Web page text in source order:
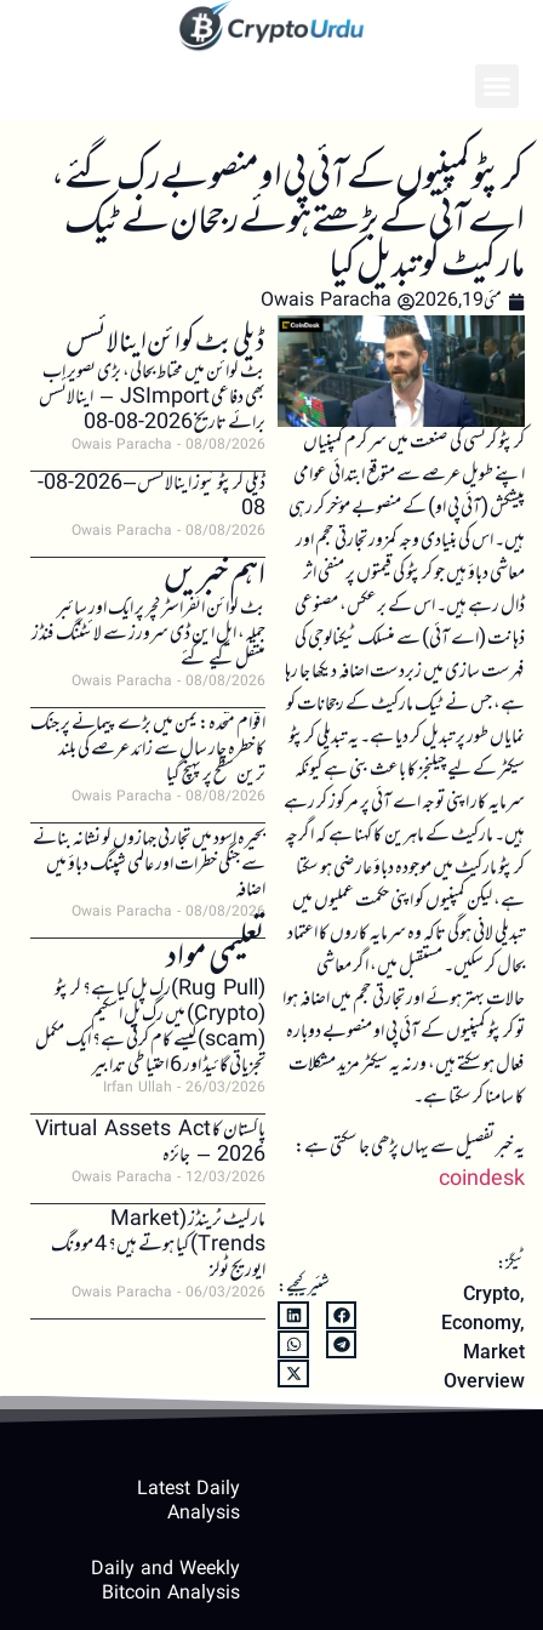
کرپٹو کمپنیوں کے آئی پی او منصوبے رک گئے،
اے آئی کے بڑھتے ہوئے رجحان نے ٹیک
مارکیٹ کو تبدیل کیا
مئی 19, 2026 Owais Paracha
کرپٹو کرنسی کی صنعت میں سرگرم کمپنیاں
اپنے طویل عرصے سے متوقع ابتدائی عوامی
پیشکش (آئی پی او) کے منصوبے مؤخر کر رہی
ہیں۔ اس کی بنیادی وجہ کمزور تجارتی حجم اور
معاشی دباؤ ہیں جو کرپٹو کی قیمتوں پر منفی اثر
ڈال رہے ہیں۔ اس کے برعکس، مصنوعی
ذہانت (اے آئی) سے منسلک ٹیکنالوجی کی
فہرست سازی میں زبردست اضافہ دیکھا جا رہا
ہے، جس نے ٹیک مارکیٹ کے رجحانات کو
نمایاں طور پر تبدیل کر دیا ہے۔ یہ تبدیلی کرپٹو
سیکٹر کے لیے چیلنجز کا باعث بنی ہے کیونکہ
سرمایہ کار اپنی توجہ اے آئی پر مرکوز کر رہے
ہیں۔ مارکیٹ کے ماہرین کا کہنا ہے کہ اگرچہ
کرپٹو مارکیٹ میں موجودہ دباؤ عارضی ہو سکتا
ہے، لیکن کمپنیوں کو اپنی حکمت عملیوں میں
تبدیلی لانی ہوگی تاکہ وہ سرمایہ کاروں کا اعتماد
بحال کر سکیں۔ مستقبل میں، اگر معاشی
حالات بہتر ہوئے اور تجارتی حجم میں اضافہ ہوا
تو کرپٹو کمپنیوں کے آئی پی او منصوبے دوبارہ
فعال ہو سکتے ہیں، ورنہ یہ سیکٹر مزید مشکلات
کا سامنا کر سکتا ہے۔
یہ خبر تفصیل سے یہاں پڑھی جا سکتی ہے:
coindesk
ٹیگز:
Crypto,
Economy,
Market
Overview
شئیر کیجیے:
ڈیلی بٹ کوائن اینالائسس
بٹ کوائن میں محتاط بحالی، بڑی تصویر اب
بھی دفاعی JSImport – اینالائسس
برائے تاریخ 2026-08-08
Owais Paracha 08/08/2026
ڈیلی کرپٹو نیوز اینالائسس – 2026-08-
08
Owais Paracha 08/08/2026
اہم خبریں
بٹ کوائن انفراسٹرکچر پر ایک اور سائبر
حملہ، ایل این ڈی سرورز سے لائٹننگ فنڈز
منتقل کیے گئے
Owais Paracha 08/08/2026
اقوام متحدہ: یمن میں بڑے پیمانے پر جنگ
کا خطرہ چار سال سے زائد عرصے کی بلند
ترین سطح پر پہنچ گیا
Owais Paracha 08/08/2026
بحیرہ اسود میں تجارتی جہازوں کو نشانہ بنانے
سے جنگی خطرات اور عالمی شپنگ دباؤ میں
اضافہ
Owais Paracha 08/08/2026
تعلیمی مواد(Rug Pull)رگ پل کیا ہے؟ کرپٹو
(Crypto) میں رگ پل اسکیم
(scam)کیسے کام کرتی ہے؟ ایک مکمل
تجزیاتی گائیڈ اور 6 احتیاطی تدابیر
Irfan Ullah 26/03/2026
پاکستان کا Virtual Assets Act
2026 – جائزہ
Owais Paracha 12/03/2026
مارکیٹ ٹرینڈز (Market
Trends) کیا ہوتے ہیں؟ 4 موونگ
ایوریج ٹولز
Owais Paracha 06/03/2026
Latest Daily
Analysis
Daily and Weekly
Bitcoin Analysis